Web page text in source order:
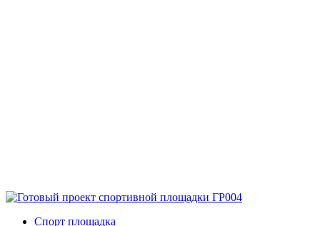
Спорт площадка